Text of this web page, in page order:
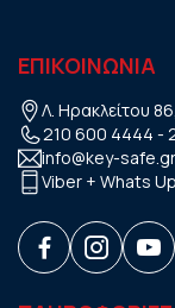
ΕΠΙΚΟΙΝΩΝΙΑ
Λ. Ηρακλείτου
210 600 4444 -
info@key-safe.gr
Viber + Whats